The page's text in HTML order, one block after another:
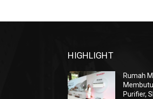
HIGHLIGHT
Rumah
Purifier,